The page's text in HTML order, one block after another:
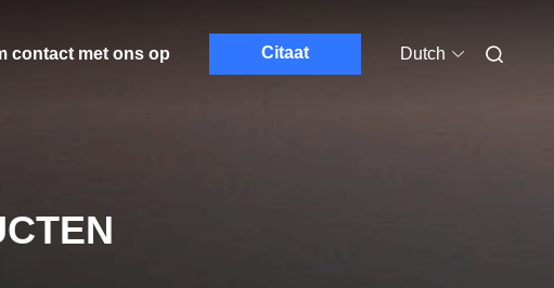
contact met ons op Citaat Dutch